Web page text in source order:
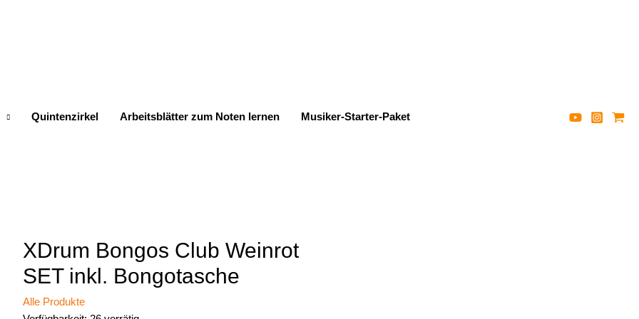
Quintenzirkel Arbeitsblätter zum Noten lernen Musiker-Starter-Paket
XDrum Bongos Club Weinrot
SET inkl. Bongotasche
Alle Produkte